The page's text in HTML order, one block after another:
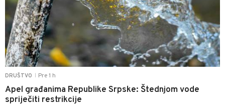
DRUŠTVO Pre 1 h
Apel građanima Republike Srpske: Štednjom vode
spriječiti restrikcije